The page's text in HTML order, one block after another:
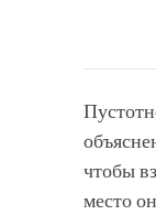
чтобы
место